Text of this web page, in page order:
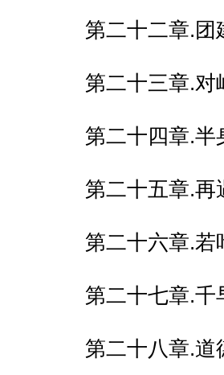
第二十二章.团
第二十三章.对
第二十四章.半
第二十五章.再
第二十六章.若
第二十七章.千
第二十八章.道